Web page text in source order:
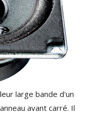
large bande d'un
avant carré. Il